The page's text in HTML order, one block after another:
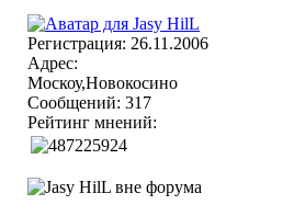
Регистрация: 26.11.2006
Адрес:
Москоу,Новокосино
Сообщений: 317
Рейтинг мнений: